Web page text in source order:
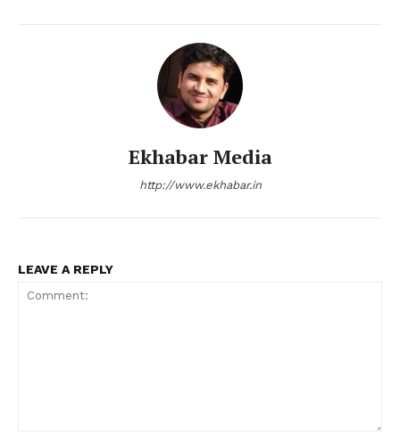
Ekhabar Media
http://www.ekhabar.in
LEAVE A REPLY